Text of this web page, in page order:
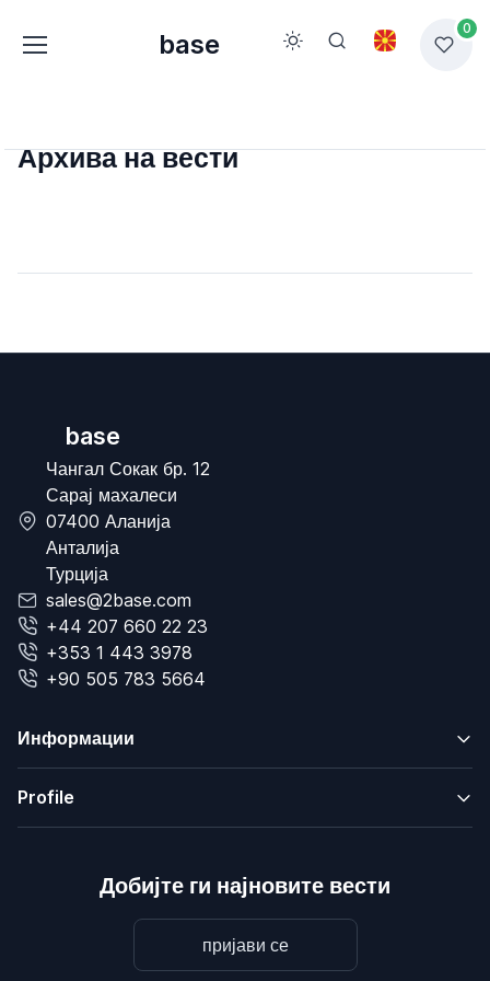
base
0
Архива на вести
base
Чангал Сокак бр. 12
Сарај махалеси
07400 Аланија
Анталија
Турција
sales@2base.com
+44 207 660 22 23
+353 1 443 3978
+90 505 783 5664
Информации
Profile
Добијте ги најновите вести
пријави се